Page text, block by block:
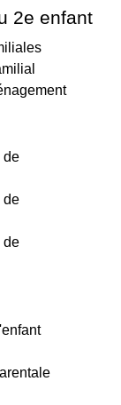
2e enfant
de
de
de